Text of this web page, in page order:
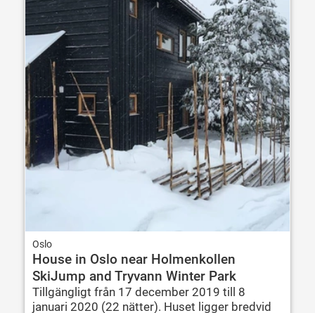
Oslo
House in Oslo near Holmenkollen
SkiJump and Tryvann Winter Park
Tillgängligt från 17 december 2019 till 8
januari 2020 (22 nätter). Huset ligger bredvid